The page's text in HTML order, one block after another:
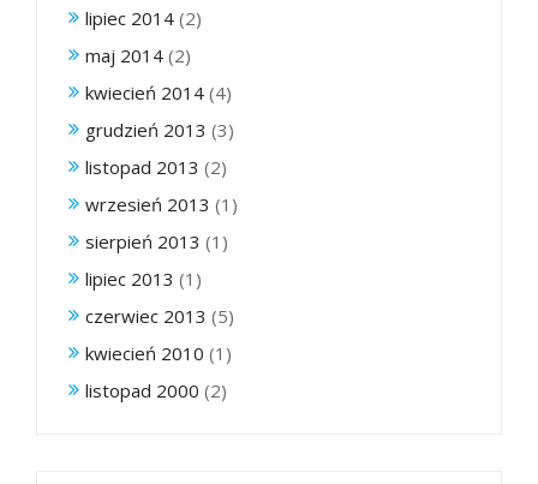
lipiec 2014 (2)
maj 2014 (2)
kwiecień 2014 (4)
grudzień 2013 (3)
listopad 2013 (2)
wrzesień 2013 (1)
sierpień 2013 (1)
lipiec 2013 (1)
czerwiec 2013 (5)
kwiecień 2010 (1)
listopad 2000 (2)